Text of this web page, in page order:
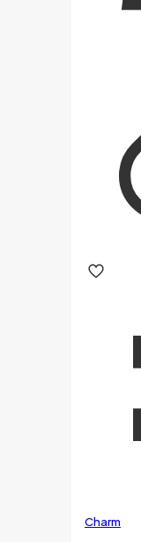
Charm